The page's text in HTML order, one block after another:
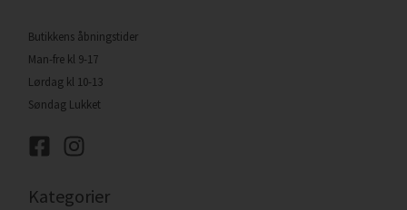
Butikkens åbningstider
Man-fre kl 9-17
Lørdag kl 10-13
Søndag Lukket
Kategorier